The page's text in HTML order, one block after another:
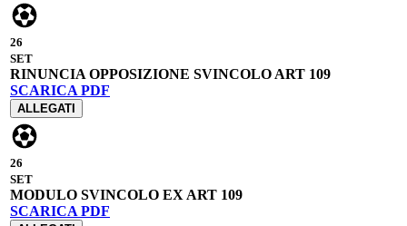
26
SET
RINUNCIA OPPOSIZIONE SVINCOLO ART 109
SCARICA PDF
ALLEGATI
26
SET
MODULO SVINCOLO EX ART 109
SCARICA PDF